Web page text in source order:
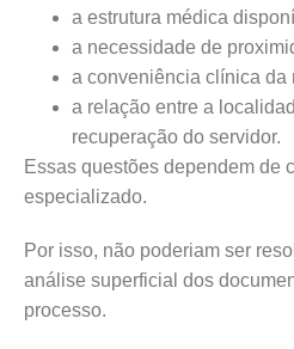
a estrutura médica
a necessidade de
a conveniência clínica da
a relação entre a
recuperação do servidor.
Essas questões dependem de
especializado.
Por isso, não poderiam ser
análise superficial dos
processo.